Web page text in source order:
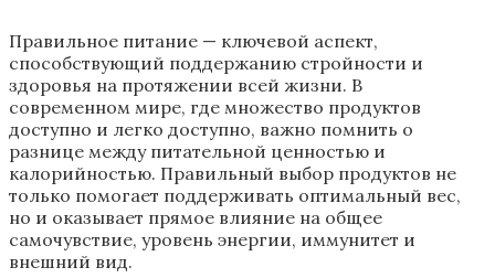
Правильное питание — ключевой аспект,
способствующий поддержанию стройности и
здоровья на протяжении всей жизни. В
современном мире, где множество продуктов
доступно и легко доступно, важно помнить о
разнице между питательной ценностью и
калорийностью. Правильный выбор продуктов не
только помогает поддерживать оптимальный вес,
но и оказывает прямое влияние на общее
самочувствие, уровень энергии, иммунитет и
внешний вид.